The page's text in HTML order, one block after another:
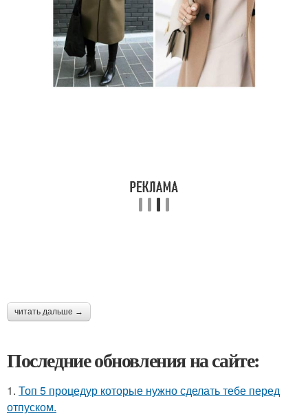
читать дальше →
Последние обновления на сайте:
1. Топ 5 процедур которые нужно сделать тебе перед
отпуском.